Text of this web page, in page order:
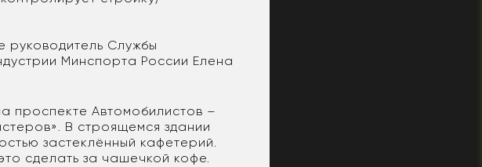
Службы
Минспорта России Елена
проспекте Автомобилистов –
В строящемся здании
застеклённый кафетерий.
сделать за чашечкой кофе.